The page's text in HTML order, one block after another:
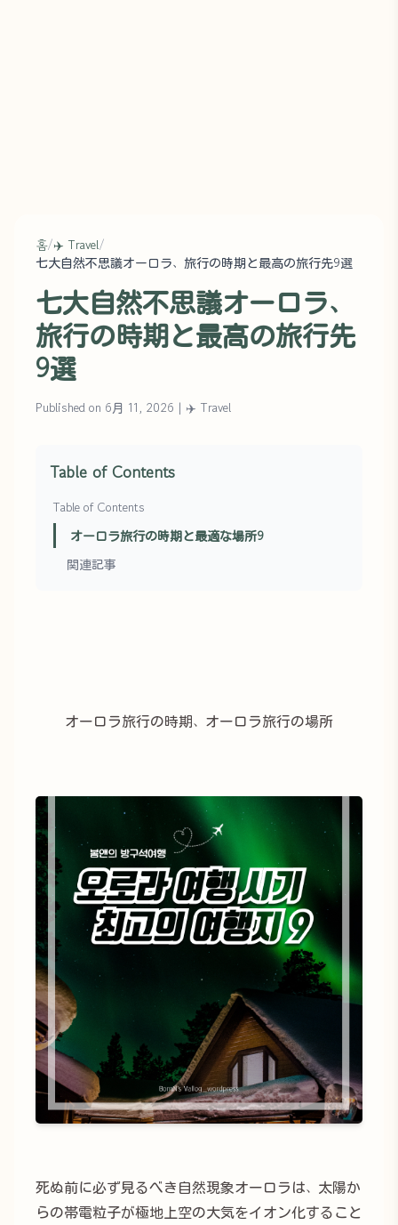
홈/✈️ Travel/
七大自然不思議オーロラ、旅行の時期と最高の旅行先9選
七大自然不思議オーロラ、
旅行の時期と最高の旅行先
9選
Published on 6月 11, 2026 | ✈️ Travel
Table of Contents
Table of Contents
オーロラ旅行の時期と最適な場所9
関連記事
オーロラ旅行の時期、オーロラ旅行の場所
死ぬ前に必ず見るべき自然現象オーロラは、太陽か
らの帯電粒子が極地上空の大気をイオン化すること